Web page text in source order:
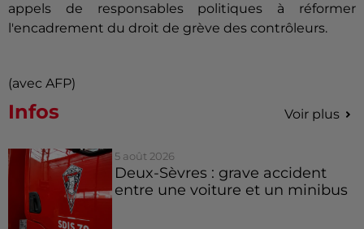
appels de responsables politiques à réformer
l'encadrement du droit de grève des contrôleurs.
(avec AFP)
Infos Voir plus
5 août 2026
Deux-Sèvres : grave accident
entre une voiture et un minibus